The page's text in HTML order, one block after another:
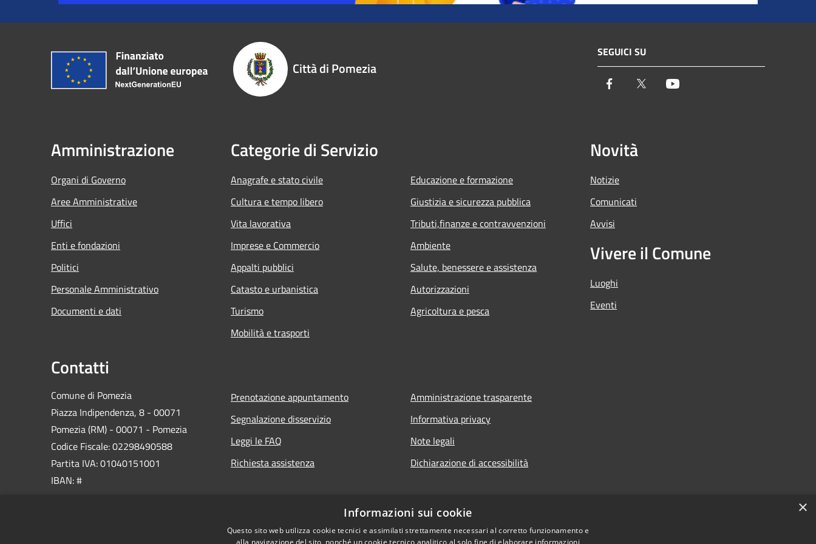
Città di Pomezia
SEGUICI SU
Facebook Twitter
Amministrazione
Organi di Governo
Aree Amministrative
Uffici
Enti e fondazioni
Politici
Personale Amministrativo
Documenti e dati
Categorie di Servizio
Anagrafe e stato civile
Cultura e tempo libero
Vita lavorativa
Imprese e Commercio
Appalti pubblici
Catasto e urbanistica
Turismo
Mobilità e trasporti
Educazione e formazione
Giustizia e sicurezza pubblica
Tributi,finanze e contravvenzioni
Ambiente
Salute, benessere e assistenza
Autorizzazioni
Agricoltura e pesca
Novità
Notizie
Comunicati
Avvisi
Vivere il Comune
Luoghi
Eventi
Contatti
Comune di Pomezia
Piazza Indipendenza, 8 - 00071
Pomezia (RM) - 00071 - Pomezia
Codice Fiscale: 02298490588
Partita IVA: 01040151001
IBAN: #
Prenotazione appuntamento
Segnalazione disservizio
Leggi le FAQ
Richiesta assistenza
Amministrazione trasparente
Informativa privacy
Note legali
Dichiarazione di accessibilità
×
Informazioni sui cookie
Questo sito web utilizza cookie tecnici e assimilati strettamente necessari al corretto funzionamento e
alla navigazione del sito, nonché un cookie tecnico analitico al solo fine di elaborare informazioni